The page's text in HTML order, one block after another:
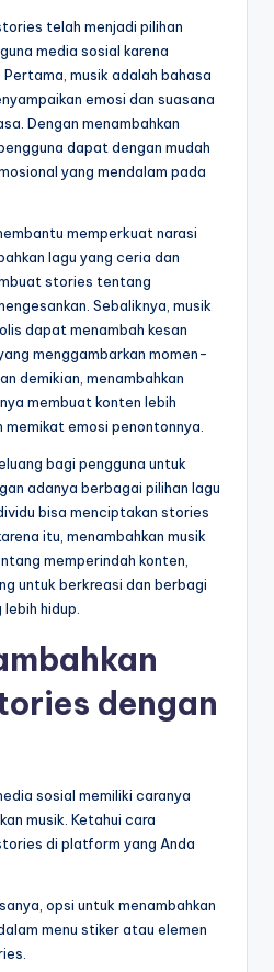
telah menjadi pilihan
media sosial karena
musik adalah bahasa
emosi dan suasana
Dengan menambahkan
dapat dengan mudah
yang mendalam pada
memperkuat narasi
lagu yang ceria dan
stories tentang
Sebaliknya, musik
dapat menambah kesan
menggambarkan momen-
demikian, menambahkan
membuat konten lebih
emosi penontonnya.
bagi pengguna untuk
adanya berbagai pilihan lagu
bisa menciptakan stories
itu, menambahkan musik
memperindah konten,
untuk berkreasi dan berbagi
hidup.
dengan
sosial memiliki caranya
musik. Ketahui cara
di platform yang Anda
opsi untuk menambahkan
menu stiker atau elemen